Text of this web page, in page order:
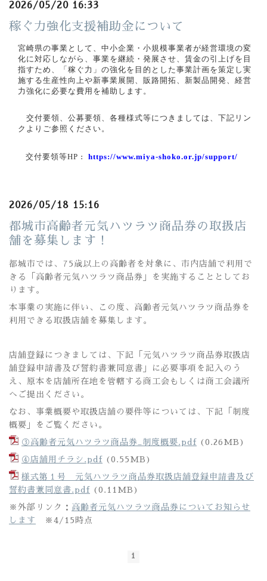
2026/05/20 16:33
稼ぐ力強化支援補助金について
宮崎県の事業として、中小企業・小規模事業者が経営環境の変
化に対応しながら、事業を継続・発展させ、賃金の引上げを目
指すため、「稼ぐ力」の強化を目的とした事業計画を策定し実
施する生産性向上や新事業展開、販路開拓、新製品開発、経営
力強化に必要な費用を補助します。
交付要領、公募要領、各種様式等につきましては、下記リン
クよりご参照ください。
交付要領等HP : https://www.miya-shoko.or.jp/support/
2026/05/18 15:16
都城市高齢者元気ハツラツ商品券の取扱店
舗を募集します！
都城市では、75歳以上の高齢者を対象に、市内店舗で利用で
きる「高齢者元気ハツラツ商品券」を実施することとしてお
ります。
本事業の実施に伴い、この度、高齢者元気ハツラツ商品券を
利用できる取扱店舗を募集します。
店舗登録につきましては、下記「元気ハツラツ商品券取扱店
舗登録申請書及び誓約書兼同意書」に必要事項を記入のう
え、原本を店舗所在地を管轄する商工会もしくは商工会議所
へご提出ください。
なお、事業概要や取扱店舗の要件等については、下記「制度
概要」をご覧ください。
③高齢者元気ハツラツ商品券_制度概要.pdf (0.26MB)
④店舗用チラシ.pdf (0.55MB)
様式第１号 元気ハツラツ商品券取扱店舗登録申請書及び
誓約書兼同意書.pdf (0.11MB)
※外部リンク： 高齢者元気ハツラツ商品券についてお知らせ
します
※4/15時点
1